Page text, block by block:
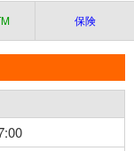
保険